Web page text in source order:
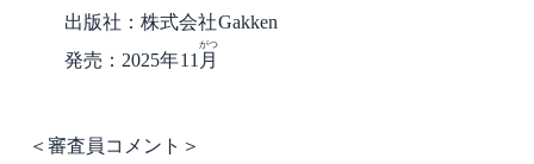
出版社：株式会社Gakken
発売：2025年11 月
がつ
＜審査員コメント＞